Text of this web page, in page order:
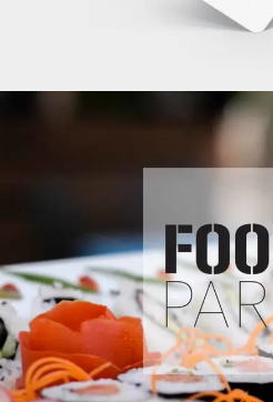
Vídeo & Post Producción